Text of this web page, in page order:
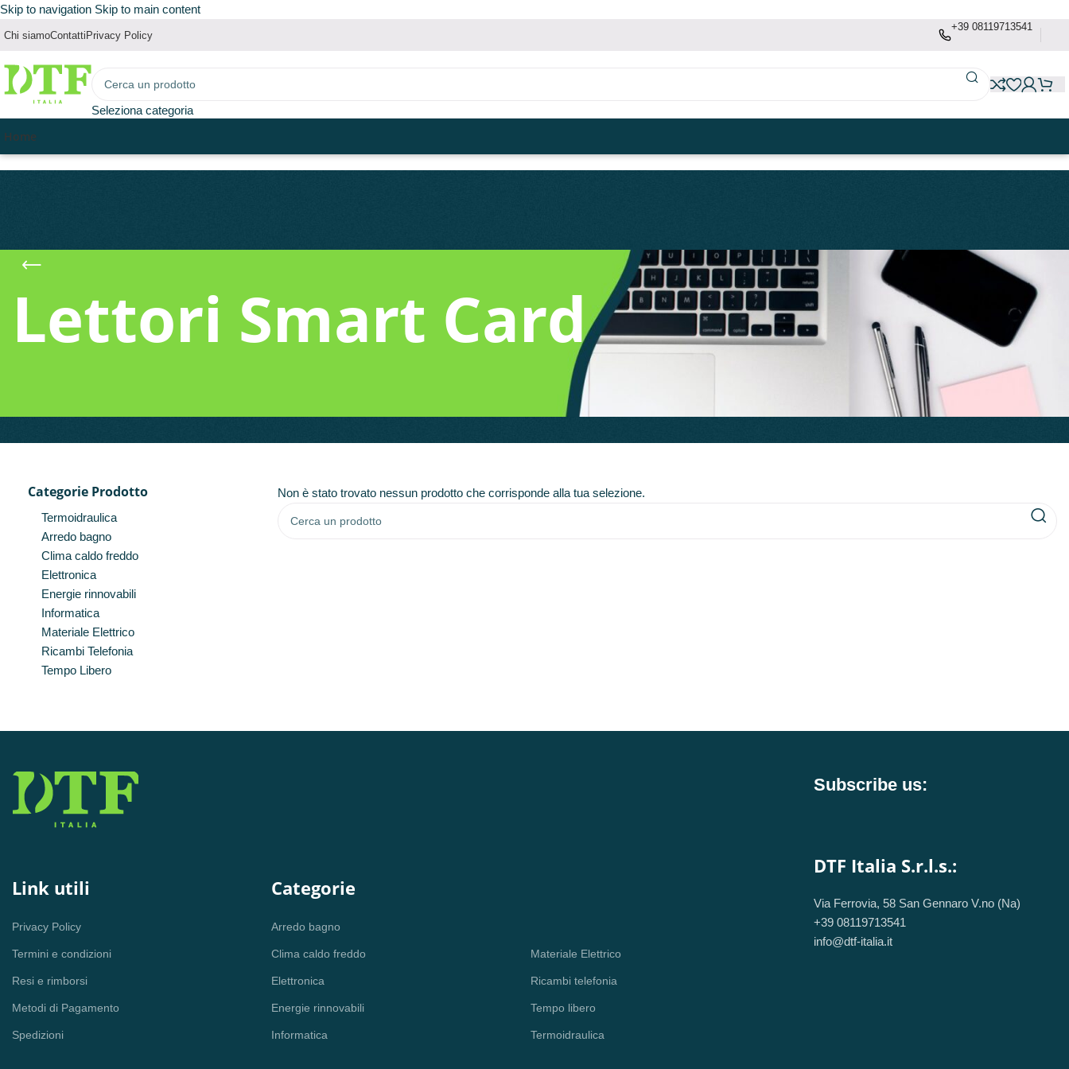
Skip to navigation Skip to main content
Chi siamoContattiPrivacy Policy
+39 08119713541
Seleziona categoria
Home
Lettori Smart Card
Categorie Prodotto
Termoidraulica
Arredo bagno
Clima caldo freddo
Elettronica
Energie rinnovabili
Informatica
Materiale Elettrico
Ricambi Telefonia
Tempo Libero
Non è stato trovato nessun prodotto che corrisponde alla tua selezione.
Link utili
Privacy Policy
Termini e condizioni
Resi e rimborsi
Metodi di Pagamento
Spedizioni
Categorie
Arredo bagno
Clima caldo freddo
Elettronica
Energie rinnovabili
Informatica
Materiale Elettrico
Ricambi telefonia
Tempo libero
Termoidraulica
Subscribe us:
DTF Italia S.r.l.s.:
Via Ferrovia, 58 San Gennaro V.no (Na)
+39 08119713541
info@dtf-italia.it